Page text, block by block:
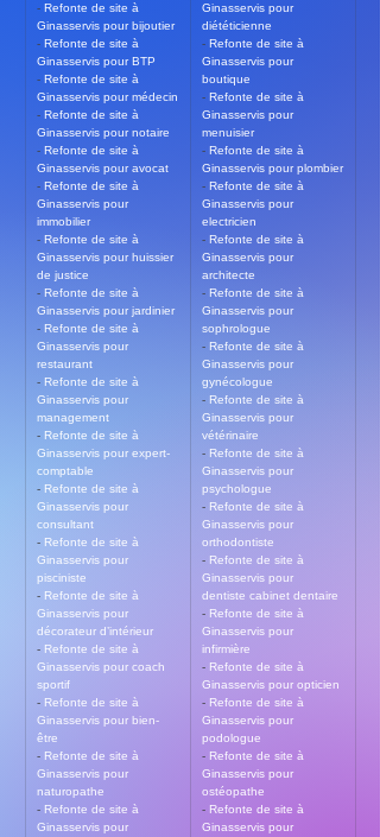
- Refonte de site à
Ginasservis pour bijoutier
- Refonte de site à
Ginasservis pour BTP
- Refonte de site à
Ginasservis pour médecin
- Refonte de site à
Ginasservis pour notaire
- Refonte de site à
Ginasservis pour avocat
- Refonte de site à
Ginasservis pour
immobilier
- Refonte de site à
Ginasservis pour huissier
de justice
- Refonte de site à
Ginasservis pour jardinier
- Refonte de site à
Ginasservis pour
restaurant
- Refonte de site à
Ginasservis pour
management
- Refonte de site à
Ginasservis pour expert-
comptable
- Refonte de site à
Ginasservis pour
consultant
- Refonte de site à
Ginasservis pour
pisciniste
- Refonte de site à
Ginasservis pour
décorateur d’intérieur
- Refonte de site à
Ginasservis pour coach
sportif
- Refonte de site à
Ginasservis pour bien-
être
- Refonte de site à
Ginasservis pour
naturopathe
- Refonte de site à
Ginasservis pour
Ginasservis pour
diététicienne
- Refonte de site à
Ginasservis pour
boutique
- Refonte de site à
Ginasservis pour
menuisier
- Refonte de site à
Ginasservis pour plombier
- Refonte de site à
Ginasservis pour
electricien
- Refonte de site à
Ginasservis pour
architecte
- Refonte de site à
Ginasservis pour
sophrologue
- Refonte de site à
Ginasservis pour
gynécologue
- Refonte de site à
Ginasservis pour
vétérinaire
- Refonte de site à
Ginasservis pour
psychologue
- Refonte de site à
Ginasservis pour
orthodontiste
- Refonte de site à
Ginasservis pour
dentiste cabinet dentaire
- Refonte de site à
Ginasservis pour
infirmière
- Refonte de site à
Ginasservis pour opticien
- Refonte de site à
Ginasservis pour
podologue
- Refonte de site à
Ginasservis pour
ostéopathe
- Refonte de site à
Ginasservis pour